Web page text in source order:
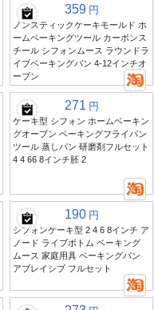
359 円
ノンスティックケーキモールド ホ
ームベーキングツール カーボンス
チール シフォンムース ラウンドラ
イブベーキングパン 4-12インチオ
ーブン
271 円
ケーキ型 シフォン ホームベーキン
グオーブン ベーキングフライパン
ツール 蒸しパン 研磨剤フルセット
4 4 66 8インチ胚 2
190 円
シフォンケーキ型 2 4 6 8インチ ア
ノード ライブボトム ベーキング
ムース 家庭用具 ベーキングパン
アブレイシブ フルセット